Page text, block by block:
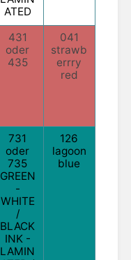
ATED
431
oder
435
041
strawb
errry
red
731
oder
735
GREEN
-
WHITE
/
BLACK
INK -
LAMIN
126
lagoon
blue